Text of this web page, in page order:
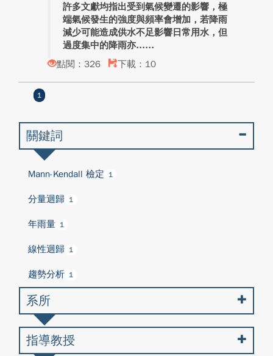
許多文獻均指出受到氣候變遷的影響，極
端氣候發生的強度與頻率會增加，若降雨
減少可能造成供水不足影響日常用水，但
過度集中的降雨亦...
點閱：326
下載：10
1
關鍵詞
Mann-Kendall 檢定 1
分量迴歸 1
年雨量 1
線性迴歸 1
趨勢分析 1
系所
指導教授